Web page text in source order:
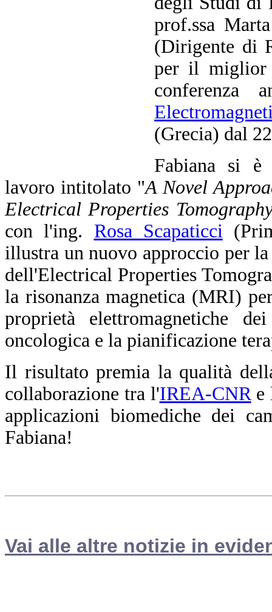
prof.ssa
(Dirigente di
per il miglior
conferenza
(Grecia) dal
Fabiana si è
lavoro intitolato "A Novel
Electrical Properties
con l'ing. Rosa Scapaticci
illustra un nuovo approccio per
dell'Electrical Properties
la risonanza magnetica (MRI)
proprietà elettromagnetiche
oncologica e la pianificazione
Il risultato premia la qualità
collaborazione tra l'IREA-CNRe
applicazioni biomediche dei
Fabiana!
Vai alle altre notizie in